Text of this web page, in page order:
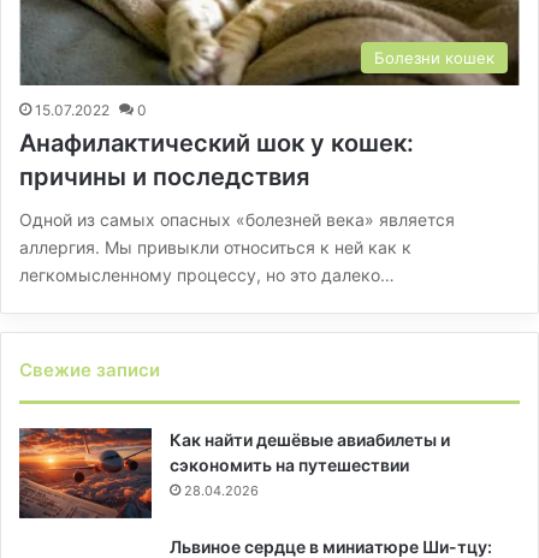
Болезни кошек
15.07.2022 0
Анафилактический шок у кошек:
причины и последствия
Одной из самых опасных «болезней века» является
аллергия. Мы привыкли относиться к ней как к
легкомысленному процессу, но это далеко…
Свежие записи
Как найти дешёвые авиабилеты и
сэкономить на путешествии
28.04.2026
Львиное сердце в миниатюре Ши-тцу: